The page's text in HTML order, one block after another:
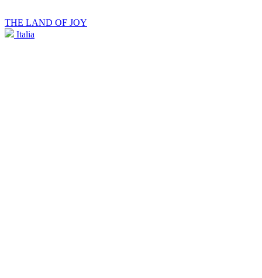
THE LAND OF JOY
Italia